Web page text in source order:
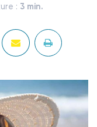
: 3 min.